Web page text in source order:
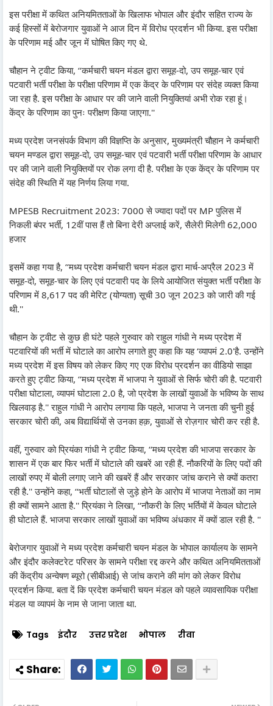
इस परीक्षा में कथित अनियमितताओं के खिलाफ भोपाल और इंदौर सहित राज्य के
कई हिस्सों में बेरोजगार युवाओं ने आज दिन में विरोध प्रदर्शन भी किया. इस परीक्षा
के परिणाम मई और जून में घोषित किए गए थे.
चौहान ने ट्वीट किया, ‘‘कर्मचारी चयन मंडल द्वारा समूह-दो, उप समूह-चार एवं
पटवारी भर्ती परीक्षा के परीक्षा परिणाम में एक केंद्र के परिणाम पर संदेह व्यक्त किया
जा रहा है. इस परीक्षा के आधार पर की जाने वाली नियुक्तियां अभी रोक रहा हूं।
केंद्र के परिणाम का पुनः परीक्षण किया जाएगा.''
मध्य प्रदेश जनसंपर्क विभाग की विज्ञप्ति के अनुसार, मुख्यमंत्री चौहान ने कर्मचारी
चयन मण्डल द्वारा समूह-दो, उप समूह-चार एवं पटवारी भर्ती परीक्षा परिणाम के आधार
पर की जाने वाली नियुक्तियों पर रोक लगा दी है. परीक्षा के एक केंद्र के परिणाम पर
संदेह की स्थिति में यह निर्णय लिया गया.
MPESB Recruitment 2023: 7000 से ज्यादा पदों पर MP पुलिस में
निकली बंपर भर्ती, 12वीं पास हैं तो बिना देरी अप्लाई करें, सैलेरी मिलेगी 62,000
हजार
इसमें कहा गया है, ‘‘मध्य प्रदेश कर्मचारी चयन मंडल द्वारा मार्च-अप्रैल 2023 में
समूह-दो, समूह-चार के लिए एवं पटवारी पद के लिये आयोजित संयुक्त भर्ती परीक्षा के
परिणाम में 8,617 पद की मेरिट (योग्यता) सूची 30 जून 2023 को जारी की गई
थी.''
चौहान के ट्वीट से कुछ ही घंटे पहले गुरुवार को राहुल गांधी ने मध्य प्रदेश में
पटवारियों की भर्ती में घोटाले का आरोप लगाते हुए कहा कि यह ‘व्यापमं 2.0'है. उन्होंने
मध्य प्रदेश में इस विषय को लेकर किए गए एक विरोध प्रदर्शन का वीडियो साझा
करते हुए ट्वीट किया, ‘‘मध्य प्रदेश में भाजपा ने युवाओं से सिर्फ चोरी की है. पटवारी
परीक्षा घोटाला, व्यापमं घोटाला 2.0 है, जो प्रदेश के लाखों युवाओं के भविष्य के साथ
खिलवाड़ है.'' राहुल गांधी ने आरोप लगाया कि पहले, भाजपा ने जनता की चुनी हुई
सरकार चोरी की, अब विद्यार्थियों से उनका हक़, युवाओं से रोज़गार चोरी कर रही है.
वहीं, गुरुवार को प्रियंका गांधी ने ट्वीट किया, ‘‘मध्य प्रदेश की भाजपा सरकार के
शासन में एक बार फिर भर्ती में घोटाले की खबरें आ रही हैं. नौकरियों के लिए पदों की
लाखों रुपए में बोली लगाए जाने की खबरें हैं और सरकार जांच कराने से क्यों कतरा
रही है.'' उन्होंने कहा, ‘‘भर्ती घोटालों से जुड़े होने के आरोप में भाजपा नेताओं का नाम
ही क्यों सामने आता है.'' प्रियंका ने लिखा, ‘‘नौकरी के लिए भर्तियों में केवल घोटाले
ही घोटाले हैं. भाजपा सरकार लाखों युवाओं का भविष्य अंधकार में क्यों डाल रही है. ''
बेरोजगार युवाओं ने मध्य प्रदेश कर्मचारी चयन मंडल के भोपाल कार्यालय के सामने
और इंदौर कलेक्टरेट परिसर के सामने परीक्षा रद्द करने और कथित अनियमितताओं
की केंद्रीय अन्वेषण ब्यूरो (सीबीआई) से जांच कराने की मांग को लेकर विरोध
प्रदर्शन किया. बता दें कि प्रदेश कर्मचारी चयन मंडल को पहले व्यावसायिक परीक्षा
मंडल या व्यापमं के नाम से जाना जाता था.
Tags इंदौर उत्तर प्रदेश भोपाल रीवा